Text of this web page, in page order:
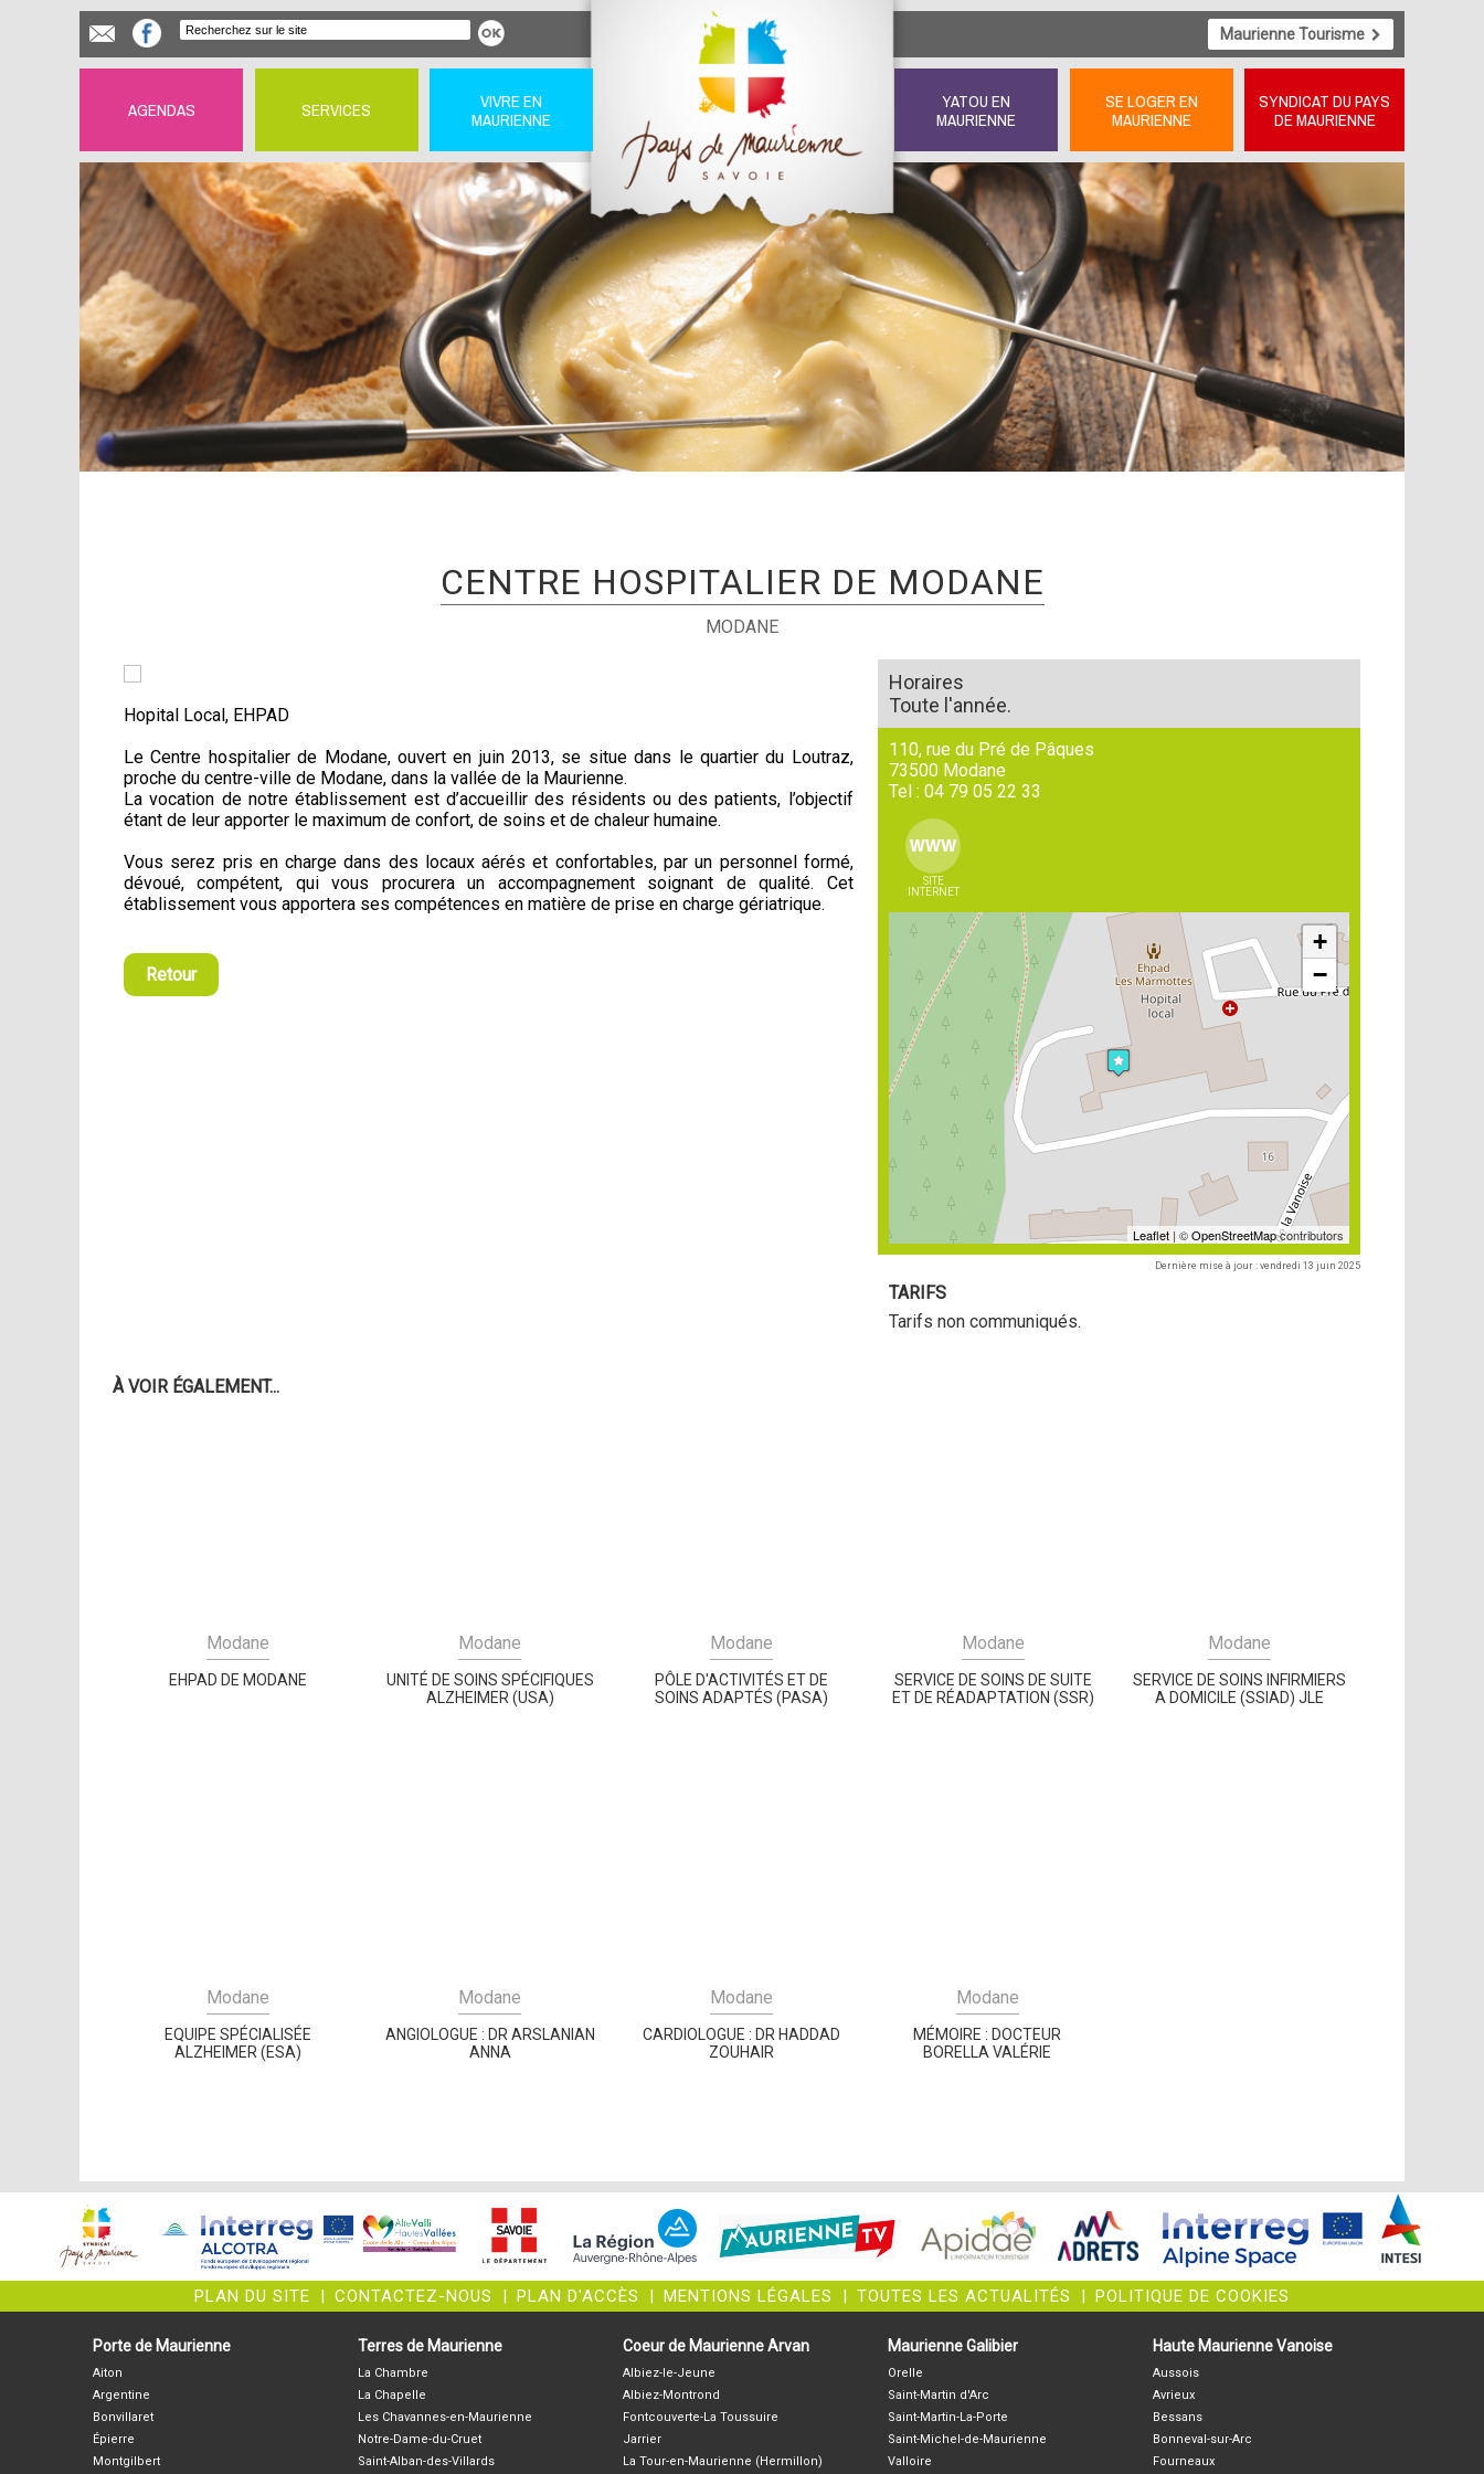
Maurienne Tourisme
AGENDAS SERVICES
VIVRE EN
MAURIENNE
YATOU EN
MAURIENNE
SE LOGER EN
MAURIENNE
SYNDICAT DU PAYS
DE MAURIENNE
CENTRE HOSPITALIER DE MODANE
MODANE
Hopital Local, EHPAD
Le Centre hospitalier de Modane, ouvert en juin 2013, se situe dans le quartier du Loutraz,
proche du centre-ville de Modane, dans la vallée de la Maurienne.
La vocation de notre établissement est d’accueillir des résidents ou des patients, l’objectif
étant de leur apporter le maximum de confort, de soins et de chaleur humaine.
Vous serez pris en charge dans des locaux aérés et confortables, par un personnel formé,
dévoué, compétent, qui vous procurera un accompagnement soignant de qualité. Cet
établissement vous apportera ses compétences en matière de prise en charge gériatrique.
Retour
Horaires
Toute l'année.
110, rue du Pré de Pâques
73500 Modane
Tel : 04 79 05 22 33
SITE
INTERNET
+
−
Leaflet| ©OpenStreetMapcontributors
Dernière mise à jour : vendredi 13 juin 2025
TARIFS
Tarifs non communiqués.
À VOIR ÉGALEMENT...
Modane
EHPAD DE MODANE
Modane
UNITÉ DE SOINS SPÉCIFIQUES
ALZHEIMER (USA)
Modane
PÔLE D'ACTIVITÉS ET DE
SOINS ADAPTÉS (PASA)
Modane
SERVICE DE SOINS DE SUITE
ET DE RÉADAPTATION (SSR)
Modane
SERVICE DE SOINS INFIRMIERS
A DOMICILE (SSIAD) JLE
Modane
EQUIPE SPÉCIALISÉE
ALZHEIMER (ESA)
Modane
ANGIOLOGUE : DR ARSLANIAN
ANNA
Modane
CARDIOLOGUE : DR HADDAD
ZOUHAIR
Modane
MÉMOIRE : DOCTEUR
BORELLA VALÉRIE
PLAN DU SITE | CONTACTEZ-NOUS | PLAN D'ACCÈS | MENTIONS LÉGALES | TOUTES LES ACTUALITÉS | POLITIQUE DE COOKIES
Porte de Maurienne
Aiton
Argentine
Bonvillaret
Épierre
Montgilbert
Terres de Maurienne
La Chambre
La Chapelle
Les Chavannes-en-Maurienne
Notre-Dame-du-Cruet
Saint-Alban-des-Villards
Coeur de Maurienne Arvan
Albiez-le-Jeune
Albiez-Montrond
Fontcouverte-La Toussuire
Jarrier
La Tour-en-Maurienne (Hermillon)
Maurienne Galibier
Orelle
Saint-Martin d'Arc
Saint-Martin-La-Porte
Saint-Michel-de-Maurienne
Valloire
Haute Maurienne Vanoise
Aussois
Avrieux
Bessans
Bonneval-sur-Arc
Fourneaux